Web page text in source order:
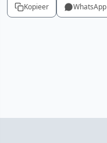
Kopieer WhatsApp